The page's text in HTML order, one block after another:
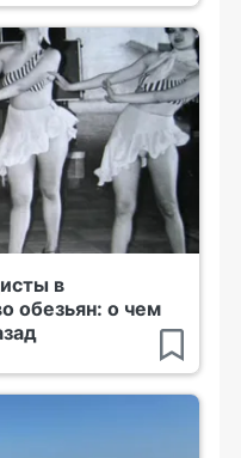
в
обезьян: о чем